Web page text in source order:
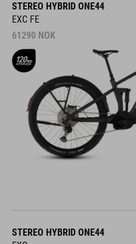
STEREO HYBRID ONE44
EXC FE
61290 NOK
STEREO HYBRID ONE44